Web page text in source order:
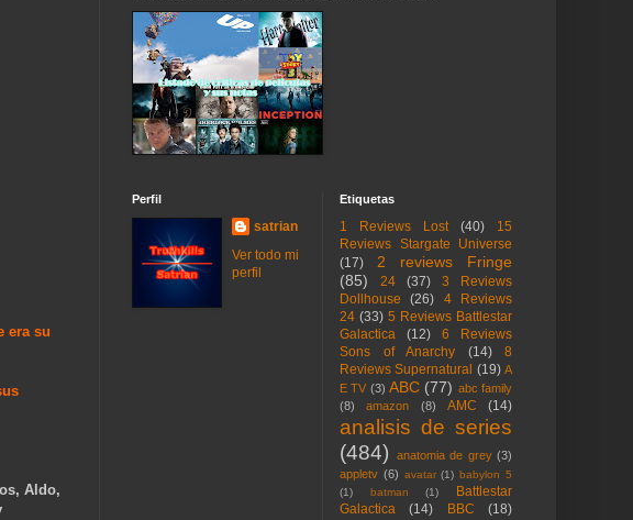
era su
Aldo,
Perfil
satrian
Ver todo mi
perfil
Etiquetas
1 Reviews Lost (40)
15
Reviews Stargate Universe
(17)
2 reviews Fringe
(85)
24 (37)
3 Reviews
Dollhouse
(26)
4 Reviews
24 (33) 5 Reviews Battlestar
Galactica
(12)
6 Reviews
Sons of Anarchy
(14)
8
Reviews Supernatural (19) A
E TV (3) ABC (77) abc family
(8)
amazon (8) AMC (14)
analisis de series
(484)
anatomia de grey (3)
appletv (6) avatar (1) babylon 5
(1)
batman (1)
Battlestar
Galactica
(14) BBC (18)